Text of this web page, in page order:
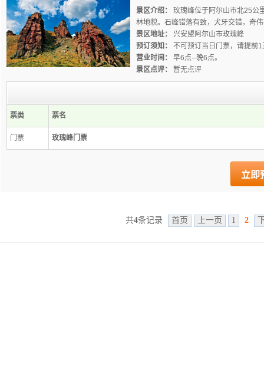
景区介绍：
玫瑰峰位于阿尔山市北25公
林地貌。石峰错落有致，犬牙交错，奇
景区地址：
兴安盟阿尔山市玫瑰峰
预订须知：
不可预订当日门票，请提前
营业时间：
早6点--晚6点。
景区点评：
暂无点评
票类 票名
门票 玫瑰峰门票
立即
共4条记录 首页 上一页 1 2